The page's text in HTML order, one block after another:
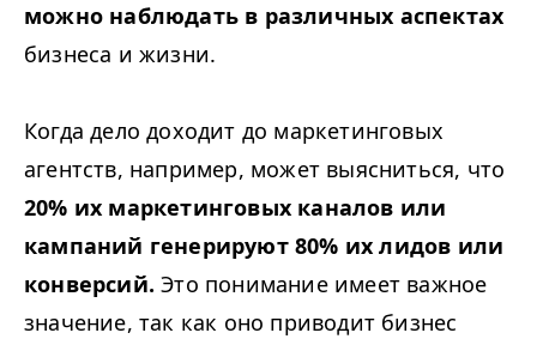
можно наблюдать в различных аспектах
бизнеса и жизни.
Когда дело доходит до маркетинговых
агентств, например, может выясниться, что
20% их маркетинговых каналов или
кампаний генерируют 80% их лидов или
конверсий.Это понимание имеет важное
значение, так как оно приводит бизнес